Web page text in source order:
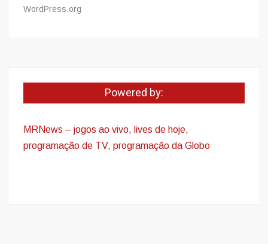
WordPress.org
Powered by:
MRNews – jogos ao vivo, lives de hoje,
programação de TV, programação da Globo